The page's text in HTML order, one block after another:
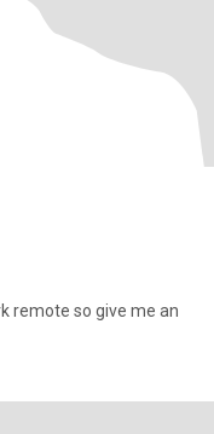
remote so give me an